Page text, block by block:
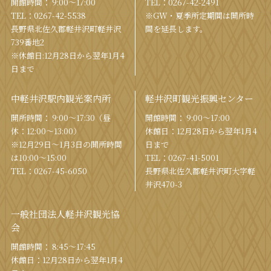
TEL： 0267-42-5538
⻑野県北佐久郡軽井沢町軽井沢
739番地2
※休館日:12月28日から翌年1月4
日まで
※GW・夏季所定期間は開所時
間を延⻑します。
中軽井沢駅内観光案内所
開所時間： 9:00〜17:30（昼
休：12:00〜13:00）
※12月29日〜1月3日の開所時間
は10:00〜15:00
TEL： 0267-45-6050
軽井沢町観光振興センター
開館時間： 9:00〜17:00
休館⽇：12⽉28⽇から翌年1⽉4
⽇まで
TEL： 0267-41-5001
⻑野県北佐久郡軽井沢町⼤字軽
井沢470-3
一般社団法人軽井沢観光協
会
開館時間： 8:45～17:45
休館⽇：12⽉28⽇から翌年1⽉4